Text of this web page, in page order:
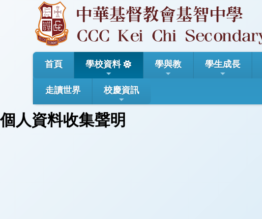
首頁 學校資料 學與教 學生成長
走讀世界 校慶資訊
個人資料收集聲明